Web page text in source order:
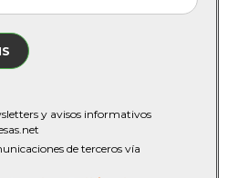
y avisos informativos
de terceros vía